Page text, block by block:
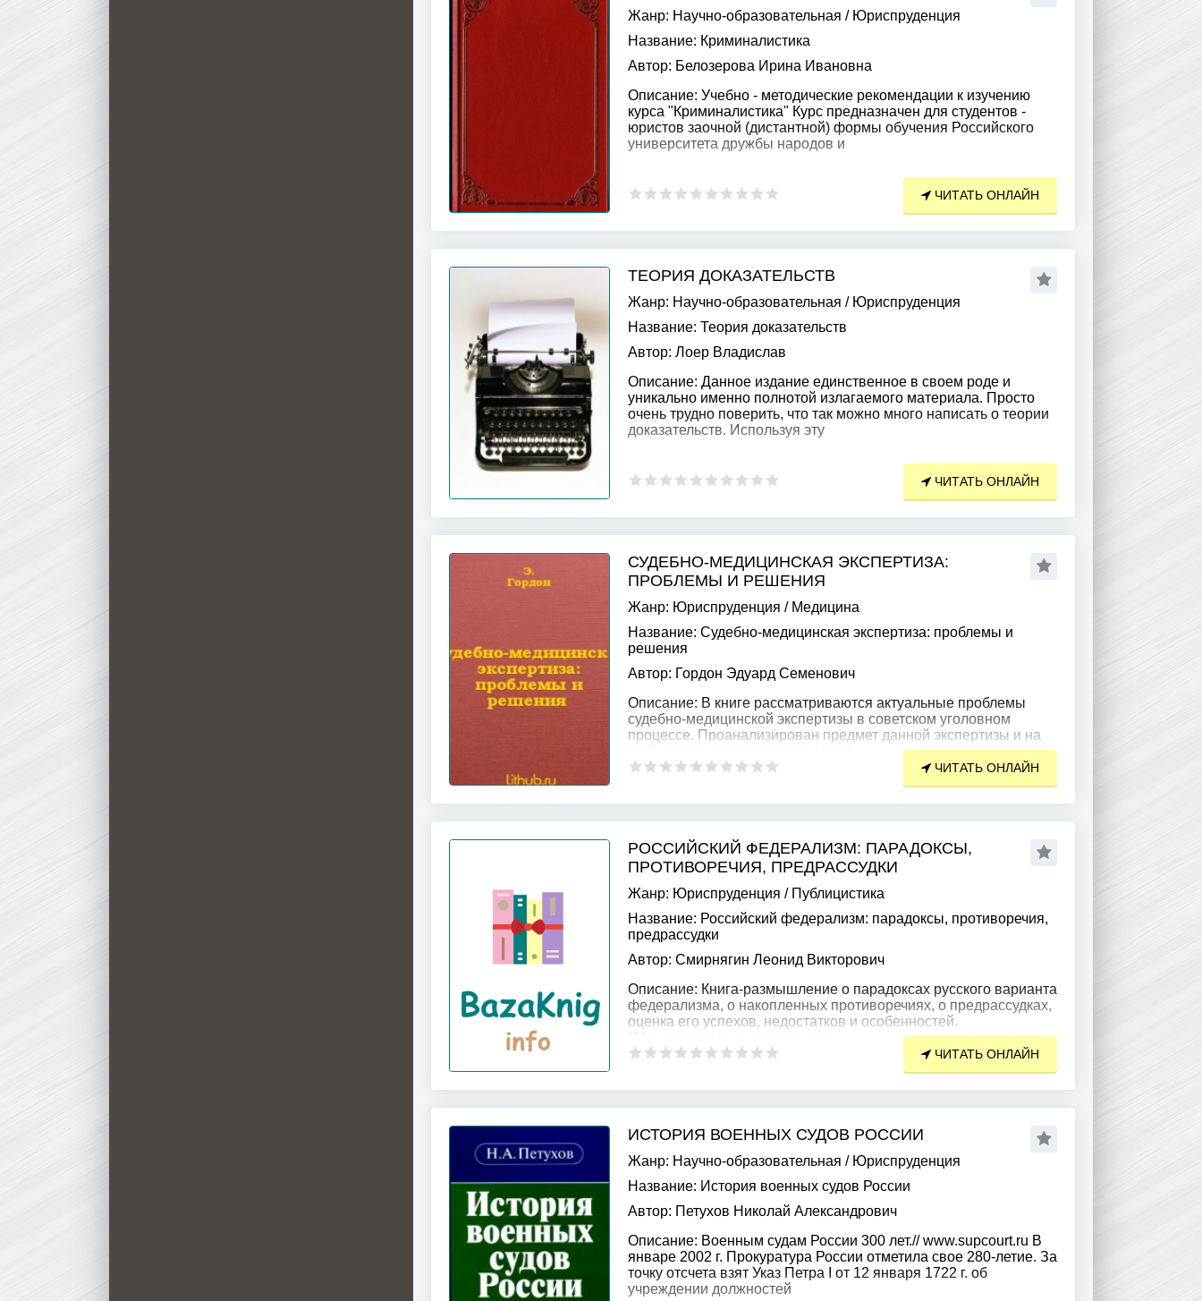
Жанр: Научно-образовательная / Юриспруденция
Название: Криминалистика
Автор: Белозерова Ирина Ивановна
Описание: Учебно - методические рекомендации к изучению
курса "Криминалистика" Курс предназначен для студентов -
юристов заочной (дистантной) формы обучения Российского
университета дружбы народов и
ЧИТАТЬ ОНЛАЙН
ТЕОРИЯ ДОКАЗАТЕЛЬСТВ
Жанр: Научно-образовательная / Юриспруденция
Название: Теория доказательств
Автор: Лоер Владислав
Описание: Данное издание единственное в своем роде и
уникально именно полнотой излагаемого материала. Просто
очень трудно поверить, что так можно много написать о теории
доказательств. Используя эту
ЧИТАТЬ ОНЛАЙН
СУДЕБНО-МЕДИЦИНСКАЯ ЭКСПЕРТИЗА:
ПРОБЛЕМЫ И РЕШЕНИЯ
Жанр: Юриспруденция / Медицина
Название: Судебно-медицинская экспертиза: проблемы и
решения
Автор: Гордон Эдуард Семенович
Описание: В книге рассматриваются актуальные проблемы
судебно-медицинской экспертизы в советском уголовном
процессе. Проанализирован предмет данной экспертизы и на
ЧИТАТЬ ОНЛАЙН
РОССИЙСКИЙ ФЕДЕРАЛИЗМ: ПАРАДОКСЫ,
ПРОТИВОРЕЧИЯ, ПРЕДРАССУДКИ
Жанр: Юриспруденция / Публицистика
Название: Российский федерализм: парадоксы, противоречия,
предрассудки
Автор: Смирнягин Леонид Викторович
Описание: Книга-размышление о парадоксах русского варианта
федерализма, о накопленных противоречиях, о предрассудках,
оценка его успехов, недостатков и особенностей.
ЧИТАТЬ ОНЛАЙН
ИСТОРИЯ ВОЕННЫХ СУДОВ РОССИИ
Жанр: Научно-образовательная / Юриспруденция
Название: История военных судов России
Автор: Петухов Николай Александрович
Описание: Военным судам России 300 лет.// www.supcourt.ru В
январе 2002 г. Прокуратура России отметила свое 280-летие. За
точку отсчета взят Указ Петра I от 12 января 1722 г. об
учреждении должностей